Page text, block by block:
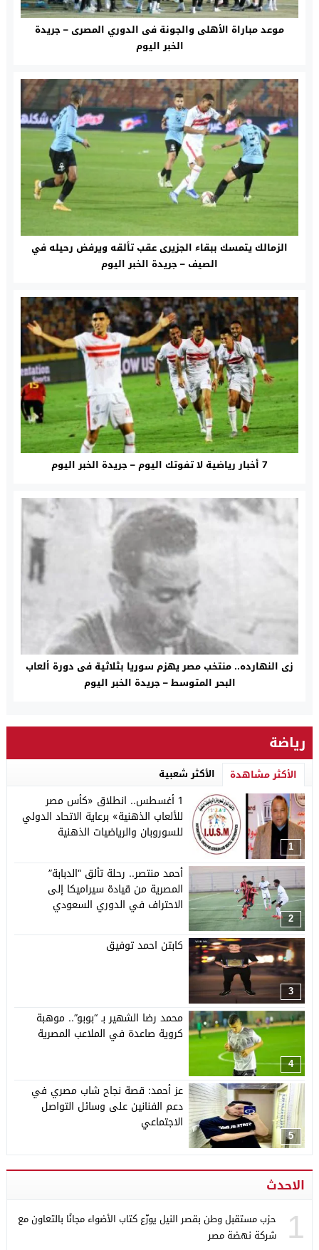
موعد مباراة الأهلى والجونة فى الدوري المصرى – جريدة
الخبر اليوم
الزمالك يتمسك ببقاء الجزيرى عقب تألقه ويرفض رحيله في
الصيف – جريدة الخبر اليوم
7 أخبار رياضية لا تفوتك اليوم – جريدة الخبر اليوم
زى النهارده.. منتخب مصر يهزم سوريا بثلاثية فى دورة ألعاب
البحر المتوسط – جريدة الخبر اليوم
رياضة
الأكثر مشاهدة الأكثر شعبية
1
1 أغسطس.. انطلاق «كأس مصر
للألعاب الذهنية» برعاية الاتحاد الدولي
للسوروبان والرياضيات الذهنية
2
أحمد منتصر.. رحلة تألق “الدبابة”
المصرية من قيادة سيراميكا إلى
الاحتراف في الدوري السعودي
3
كابتن احمد توفيق
4
محمد رضا الشهير بـ “بوبو”.. موهبة
كروية صاعدة في الملاعب المصرية
5
عز أحمد: قصة نجاح شاب مصري في
دعم الفنانين على وسائل التواصل
الاجتماعي
الاحدث
1
حزب مستقبل وطن بقصر النيل يوزّع كتاب الأضواء مجانًا بالتعاون مع
شركة نهضة مصر